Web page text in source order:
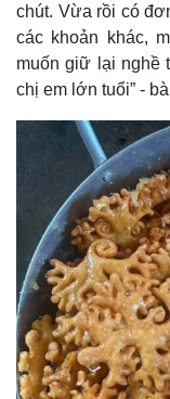
chút. Vừa rồi có
các khoản khác,
muốn giữ lại nghề
chị em lớn tuổi” -